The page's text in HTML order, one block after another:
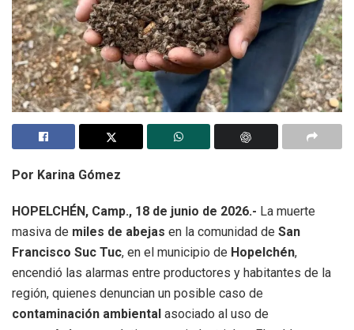
Por Karina Gómez
HOPELCHÉN, Camp., 18 de junio de 2026.- La muerte
masiva de miles de abejas en la comunidad de San
Francisco Suc Tuc, en el municipio de Hopelchén,
encendió las alarmas entre productores y habitantes de la
región, quienes denuncian un posible caso de
contaminación ambiental asociado al uso de